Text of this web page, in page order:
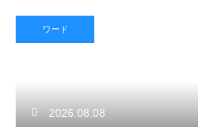
ワード
2026.08.08